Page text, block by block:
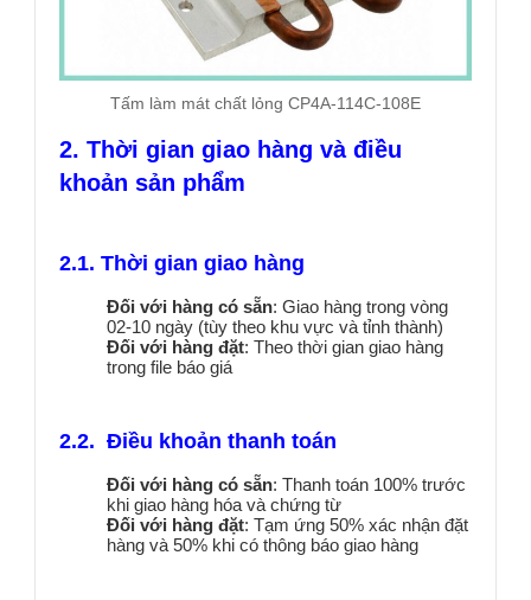
Tấm làm mát chất lỏng CP4A-114C-108E
2. Thời gian giao hàng và điều
khoản sản phẩm
2.1. Thời gian giao hàng
Đối với hàng có sẵn: Giao hàng trong vòng
02-10 ngày (tùy theo khu vực và tỉnh thành)
Đối với hàng đặt: Theo thời gian giao hàng
trong file báo giá
2.2. Điều khoản thanh toán
Đối với hàng có sẵn: Thanh toán 100% trước
khi giao hàng hóa và chứng từ
Đối với hàng đặt: Tạm ứng 50% xác nhận đặt
hàng và 50% khi có thông báo giao hàng